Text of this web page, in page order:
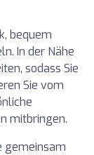
bequem
In der Nähe
sodass Sie
Sie vom
mitbringen.
gemeinsam